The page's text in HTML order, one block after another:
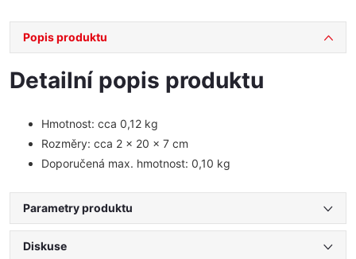
Popis produktu
Detailní popis produktu
Hmotnost: cca 0,12 kg
Rozměry: cca 2 x 20 x 7 cm
Doporučená max. hmotnost: 0,10 kg
Parametry produktu
Diskuse